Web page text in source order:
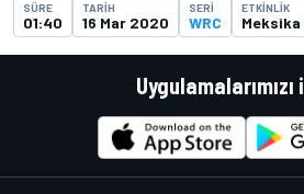
SÜRE
01:40
TARIH
16 Mar 2020
SERI
WRC
ETKINLIK